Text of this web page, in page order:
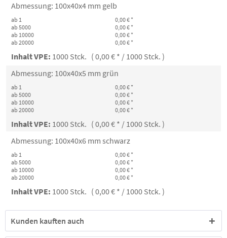
Abmessung: 100x40x4 mm gelb
ab 1
0,00 € *
ab 5000
0,00 € *
ab 10000
0,00 € *
ab 20000
0,00 € *
Inhalt VPE: 1000 Stck. ( 0,00 € * / 1000 Stck. )
Abmessung: 100x40x5 mm grün
ab 1
0,00 € *
ab 5000
0,00 € *
ab 10000
0,00 € *
ab 20000
0,00 € *
Inhalt VPE: 1000 Stck. ( 0,00 € * / 1000 Stck. )
Abmessung: 100x40x6 mm schwarz
ab 1
0,00 € *
ab 5000
0,00 € *
ab 10000
0,00 € *
ab 20000
0,00 € *
Inhalt VPE: 1000 Stck. ( 0,00 € * / 1000 Stck. )
Kunden kauften auch